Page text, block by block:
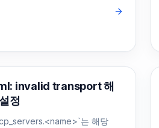
invalid transport 해
정
는 해당